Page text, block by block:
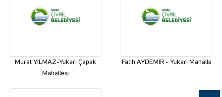
Murat YILMAZ-Yukarı Çapak
Mahallesi
Fatih AYDEMİR - Yukarı Mahalle